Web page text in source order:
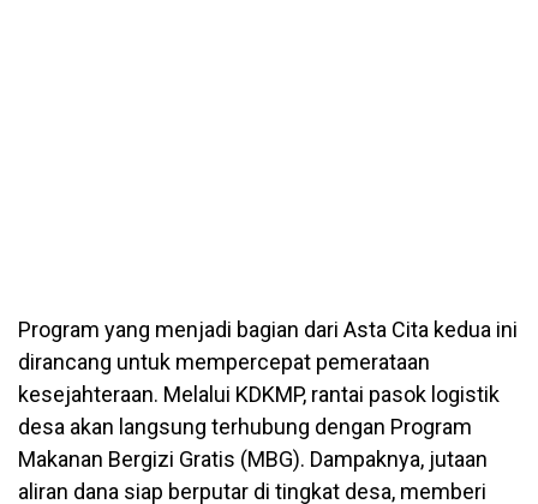
Program yang menjadi bagian dari Asta Cita kedua ini
dirancang untuk mempercepat pemerataan
kesejahteraan. Melalui KDKMP, rantai pasok logistik
desa akan langsung terhubung dengan Program
Makanan Bergizi Gratis (MBG). Dampaknya, jutaan
aliran dana siap berputar di tingkat desa, memberi